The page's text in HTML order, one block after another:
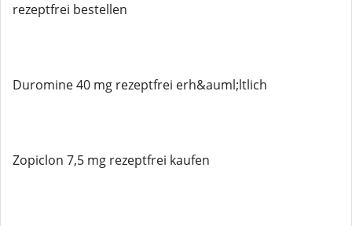
rezeptfrei bestellen
Duromine 40 mg rezeptfrei erh&auml;ltlich
Zopiclon 7,5 mg rezeptfrei kaufen